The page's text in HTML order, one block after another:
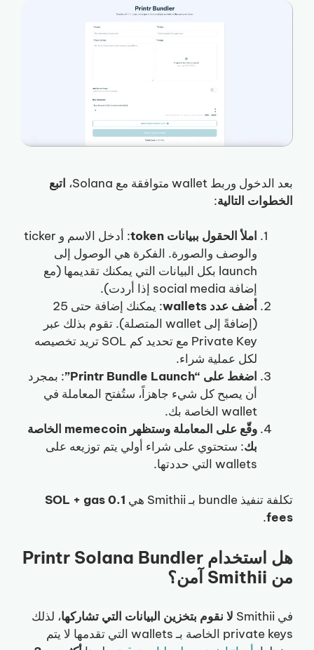
بعد الدخول وربط wallet متوافقة مع Solana،
اتبع
الخطوات التالية:
املأ الحقول ببيانات token
: أدخل الاسم و ticker
والوصف والصورة. الفكرة هي الوصول إلى
launch بكل البيانات التي يمكنك تقديمها (مع
إضافة social media إذا أردت).
أضف عدد wallets
: يمكنك إضافة حتى 25
(إضافةً إلى wallet المتصلة). تقوم بذلك عبر
Private Key مع تحديد كم SOL تريد تخصيصه
لكل عملية شراء.
اضغط على “Printr Bundle Launch”
: بمجرد
أن يصبح كل شيء جاهزاً، ستُفتح المعاملة في
wallet الخاصة بك.
وقّع على المعاملة وستظهر memecoin الخاصة
بك: ستحتوي على شراء أولي يتم توزيعه على
wallets التي حددتها.
تكلفة تنفيذ bundle بـ Smithii هي
0.1 SOL + gas
fees
.
هل استخدام Printr Solana Bundler
من Smithii آمن؟
في Smithii لا نقوم بتخزين البيانات التي تشاركها، لذلك
private keys الخاصة بـ wallets التي تقدمها لا يتم